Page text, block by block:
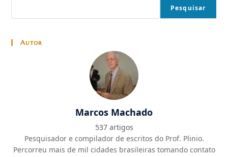
Pesquisar
Autor
Marcos Machado
537 artigos
Pesquisador e compilador de escritos do Prof. Plinio.
Percorreu mais de mil cidades brasileiras tomando contato